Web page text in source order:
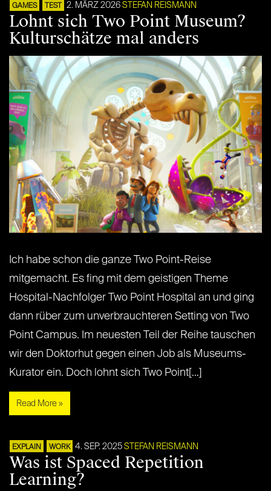
GAMES TEST 2. MÄRZ 2026 STEFAN REISMANN
Lohnt sich Two Point Museum?
Kulturschätze mal anders
Ich habe schon die ganze Two Point-Reise
mitgemacht. Es fing mit dem geistigen Theme
Hospital-Nachfolger Two Point Hospital an und ging
dann rüber zum unverbrauchteren Setting von Two
Point Campus. Im neuesten Teil der Reihe tauschen
wir den Doktorhut gegen einen Job als Museums-
Kurator ein. Doch lohnt sich Two Point[…]
Read More »
EXPLAIN WORK 4. SEP. 2025 STEFAN REISMANN
Was ist Spaced Repetition
Learning?